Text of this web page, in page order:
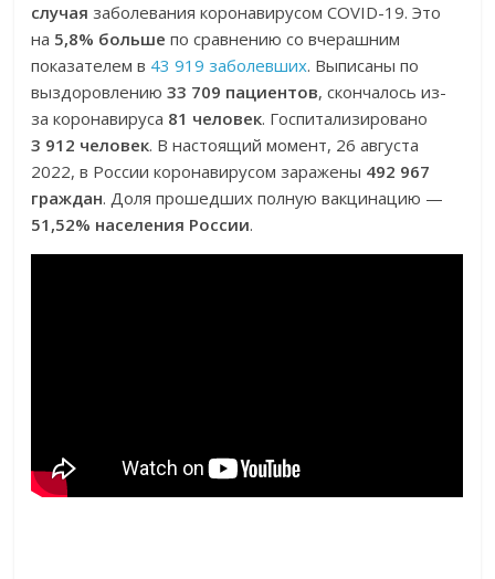
случая заболевания коронавирусом COVID-19. Это
на 5,8% больше по сравнению со вчерашним
показателем в 43 919 заболевших. Выписаны по
выздоровлению33 709 пациентов, скончалось из-
за коронавируса 81 человек. Госпитализировано
3 912 человек. В настоящий момент, 26 августа
2022, в России коронавирусом заражены 492 967
граждан. Доля прошедших полную вакцинацию —
51,52% населения России.